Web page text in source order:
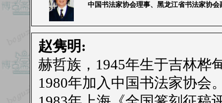
中国书法家协会理事、黑龙江省书法家协
赵隽明:
赫哲族，1945年生于吉林桦
1980年加入中国书法家协会